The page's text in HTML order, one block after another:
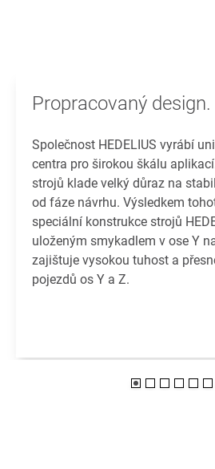
Propracovaný design.
Společnost HEDELIUS vyrábí
centra pro širokou škálu
strojů klade velký důraz na
od fáze návrhu. Výsledkem
speciální konstrukce strojů
uloženým smykadlem v ose Y
zajištuje vysokou tuhost a
pojezdů os Y a Z.